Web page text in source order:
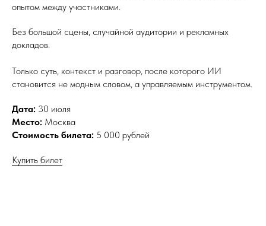
опытом между участниками.
Без большой сцены, случайной аудитории и рекламных
докладов.
Только суть, контекст и разговор, после которого ИИ
становится не модным словом, а управляемым инструментом.
Дата: 30 июля
Место: Москва
Стоимость билета: 5 000 рублей
Купить билет